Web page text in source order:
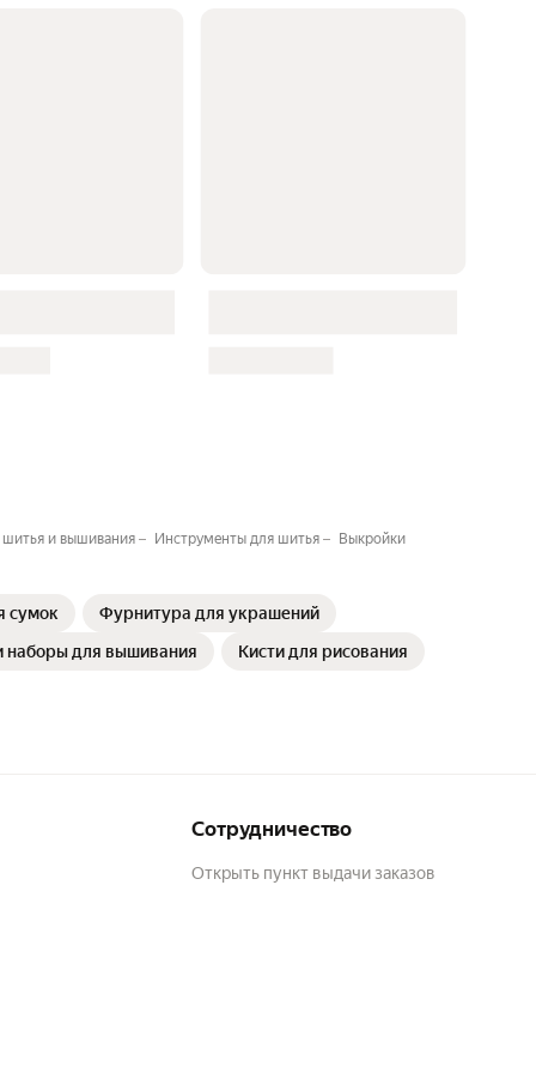
шитья и вышивания Инструменты для шитья Выкройки
сумок
Фурнитура для украшений
наборы для вышивания
Кисти для рисования
Сотрудничество
Открыть пункт выдачи заказов